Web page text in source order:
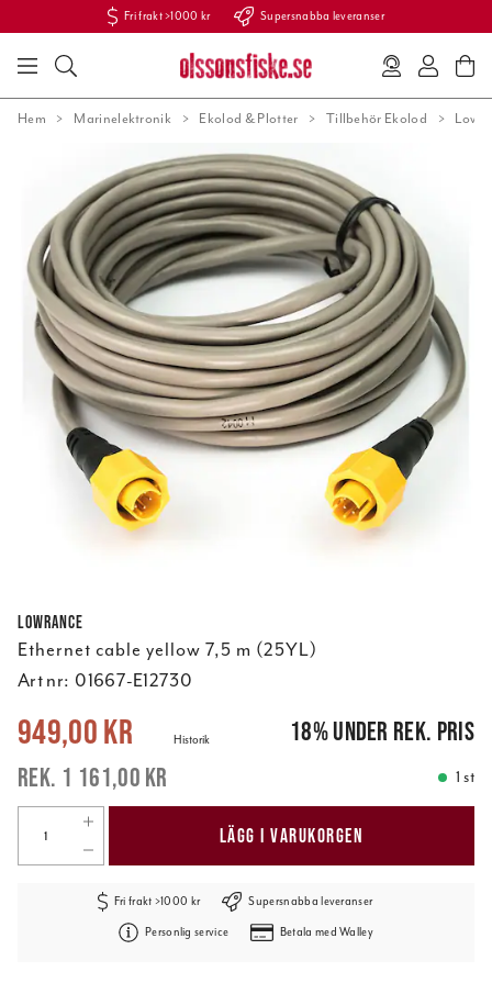
Fri frakt >1000 kr Supersnabba leveranser
Hem Marinelektronik Ekolod & Plotter Tillbehör Ekolod
Lowrance
Ethernet cable yellow 7,5 m (25YL)
Art nr: 01667-E12730
Nuvarande pris:949,00 kr 1 161,00 kr
949,00 kr
1 161,00 kr
Historik 18%under rek. pris
1 st
LÄGG I VARUKORGEN
Fri frakt >1000 kr Supersnabba leveranser
Personlig service Betala med Walley